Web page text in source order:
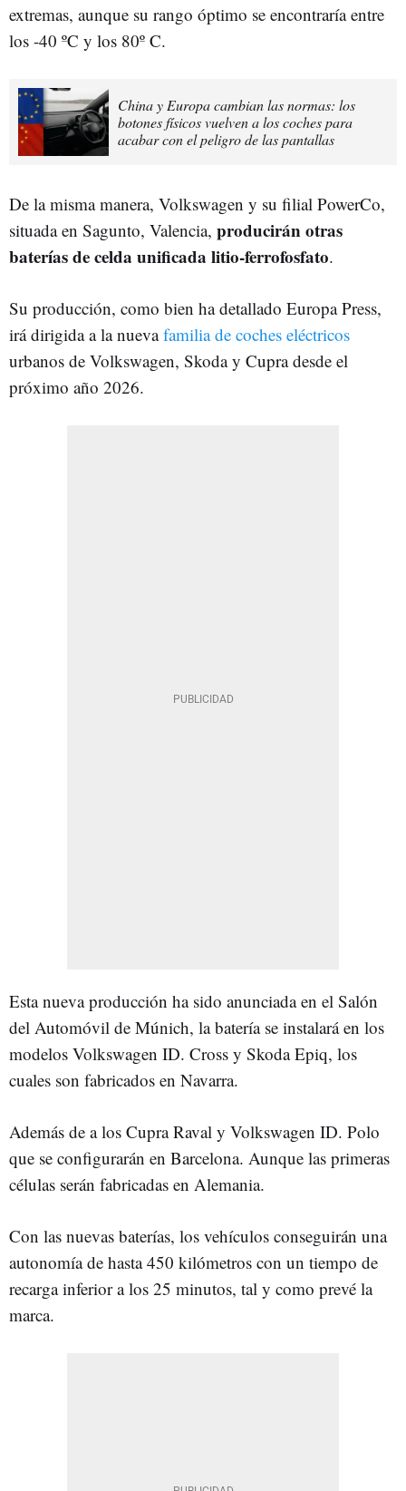
extremas, aunque su rango óptimo se encontraría entre
los -40 ºC y los 80º C.
China y Europa cambian las normas: los
botones físicos vuelven a los coches para
acabar con el peligro de las pantallas
De la misma manera, Volkswagen y su filial PowerCo,
situada en Sagunto, Valencia, producirán otras
baterías de celda unificada litio-ferrofosfato.
Su producción, como bien ha detallado Europa Press,
irá dirigida a la nuevafamilia de coches eléctricos
urbanos de Volkswagen, Skoda y Cupra desde el
próximo año 2026.
Esta nueva producción ha sido anunciada en el Salón
del Automóvil de Múnich, la batería se instalará en los
modelos Volkswagen ID. Cross y Skoda Epiq, los
cuales son fabricados en Navarra.
Además de a los Cupra Raval y Volkswagen ID. Polo
que se configurarán en Barcelona. Aunque las primeras
células serán fabricadas en Alemania.
Con las nuevas baterías, los vehículos conseguirán una
autonomía de hasta 450 kilómetros con un tiempo de
recarga inferior a los 25 minutos, tal y como prevé la
marca.